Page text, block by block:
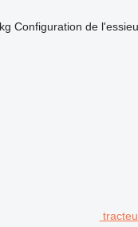
Configuration de l'essieu